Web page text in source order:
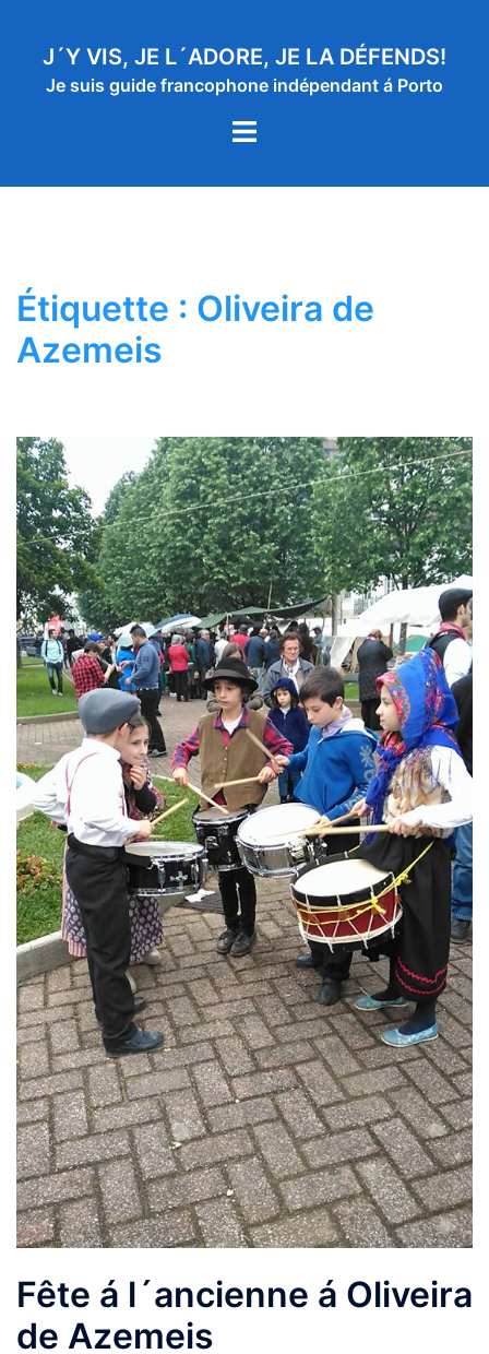
contenuJ´Y VIS, JE L´ADORE, JE LA DÉFENDS!
Je suis guide francophone indépendant á Porto
Ouvrir/fermer
Étiquette : Oliveira de
Azemeis
Fête á l´ancienne á Oliveira
de Azemeis